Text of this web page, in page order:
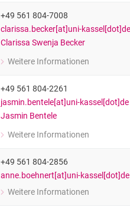
+49 561 804-7008
clarissa.becker[at]uni-kassel[dot]de
Clarissa Swenja Becker
Weitere Informationen
zu Clarissa Swenja Becker
+49 561 804-2261
jasmin.bentele[at]uni-kassel[dot]de
Jasmin Bentele
Weitere Informationen
zu Jasmin Bentele
+49 561 804-2856
anne.boehnert[at]uni-kassel[dot]de
Weitere Informationen
zu Anne Böhnert